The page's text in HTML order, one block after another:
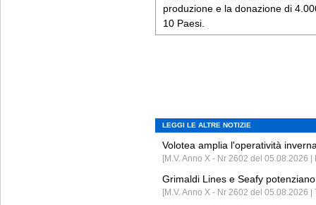
produzione e la donazione di
10 Paesi.
LEGGI LE ALTRE NOTIZIE
Volotea amplia l'operatività
[M.V. Anno X - Nr 2602 del 05.08.2026 |
Grimaldi Lines e Seafy
[M.V. Anno X - Nr 2602 del 05.08.2026 |